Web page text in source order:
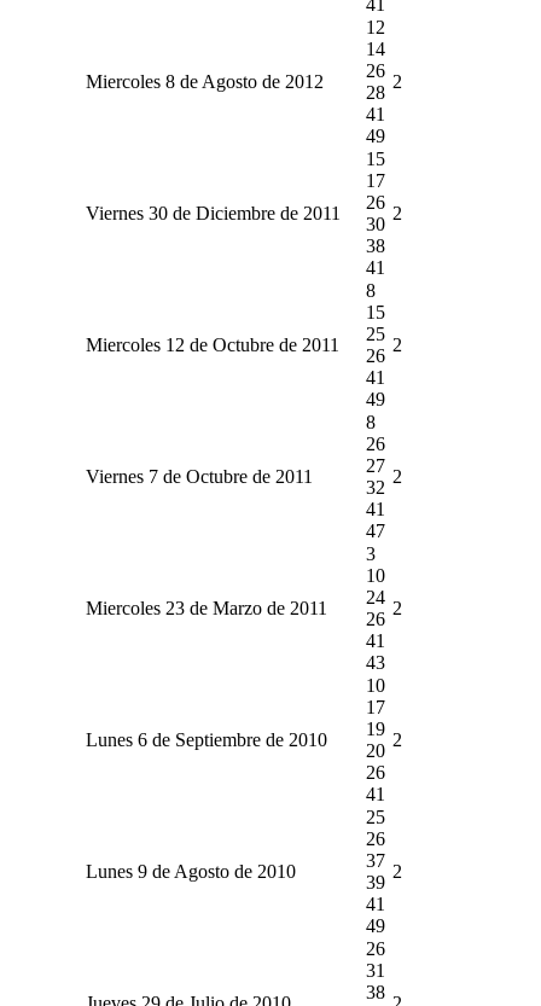
Miercoles 8 de Agosto de 2012
12
14
26
28
41
49
2
Viernes 30 de Diciembre de 2011
15
17
26
30
38
41
2
Miercoles 12 de Octubre de 2011
8
15
25
26
41
49
2
Viernes 7 de Octubre de 2011
8
26
27
32
41
47
2
Miercoles 23 de Marzo de 2011
3
10
24
26
41
43
2
Lunes 6 de Septiembre de 2010
10
17
19
20
26
41
2
Lunes 9 de Agosto de 2010
25
26
37
39
41
49
2
26
31
38